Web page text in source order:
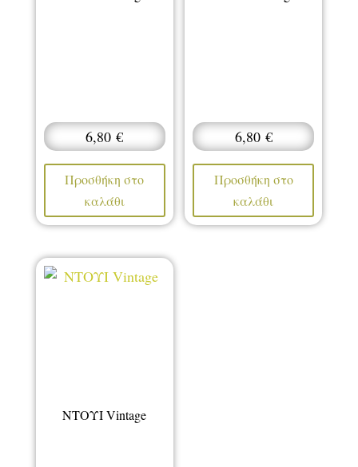
6,80€
Προσθήκη στο
καλάθι
6,80 €
Προσθήκη στο
καλάθι
ΝΤΟΥΙ Vintage